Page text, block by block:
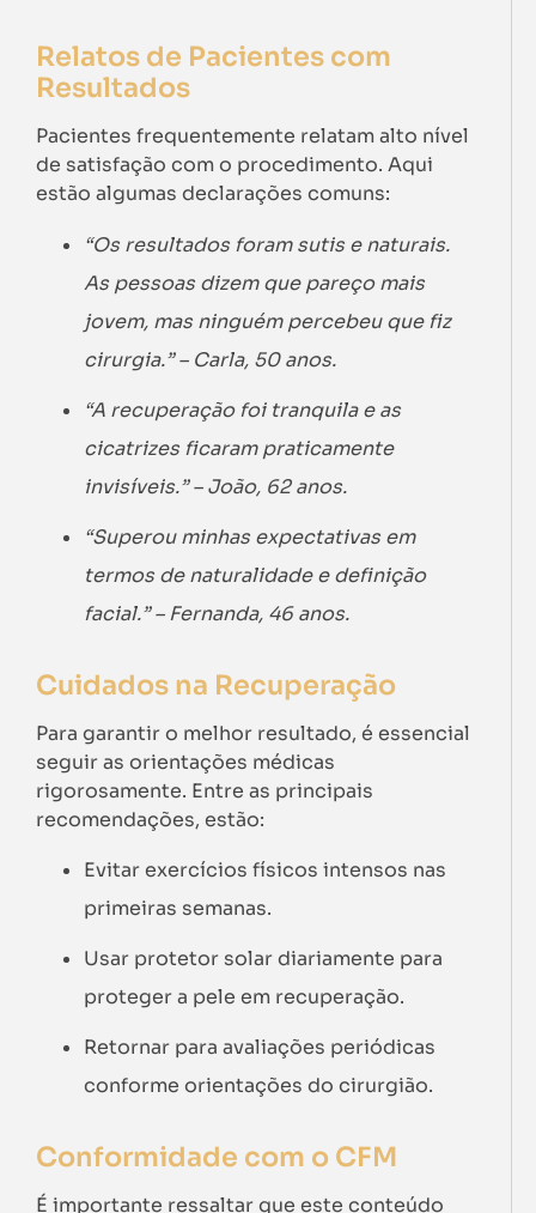
Relatos de Pacientes com
Resultados
Pacientes frequentemente relatam alto nível
de satisfação com o procedimento. Aqui
estão algumas declarações comuns:
“Os resultados foram sutis e naturais.
As pessoas dizem que pareço mais
jovem, mas ninguém percebeu que fiz
cirurgia.” – Carla, 50 anos.
“A recuperação foi tranquila e as
cicatrizes ficaram praticamente
invisíveis.” – João, 62 anos.
“Superou minhas expectativas em
termos de naturalidade e definição
facial.” – Fernanda, 46 anos.
Cuidados na Recuperação
Para garantir o melhor resultado, é essencial
seguir as orientações médicas
rigorosamente. Entre as principais
recomendações, estão:
Evitar exercícios físicos intensos nas
primeiras semanas.
Usar protetor solar diariamente para
proteger a pele em recuperação.
Retornar para avaliações periódicas
conforme orientações do cirurgião.
Conformidade com o CFM
É importante ressaltar que este conteúdo